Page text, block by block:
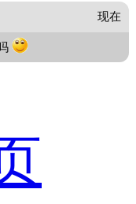
现在